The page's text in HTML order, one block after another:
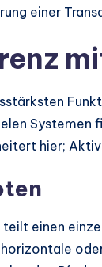
einer
Systemen
hier;
einen